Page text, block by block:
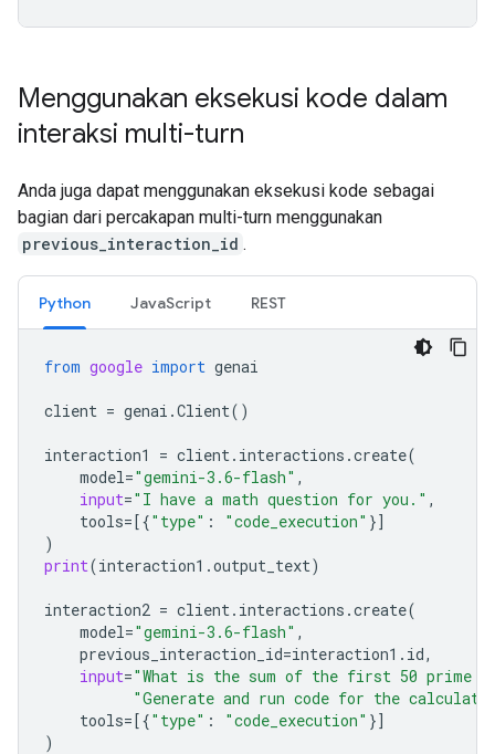
Menggunakan eksekusi kode dalam
interaksi multi-turn
Anda juga dapat menggunakan eksekusi kode sebagai
bagian dari percakapan multi-turn menggunakan
previous_interaction_id .
Python JavaScript REST
from google import genai
client = genai .Client()
interaction1 = client. interactions .create(
model="gemini-3.6-flash" ,
input="I have a math question for you." ,
tools=[{"type" : "code_execution" }]
)
print(interaction1 .output_text)
interaction2 = client. interactions .create(
model="gemini-3.6-flash" ,
previous_interaction_id=interaction1 . id,
input="What is the sum of the first 50 prime
"Generate and run code for the
tools=[{"type" : "code_execution" }]
)